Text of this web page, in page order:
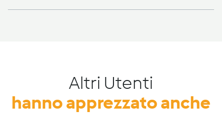
Altri Utenti
hanno apprezzato anche